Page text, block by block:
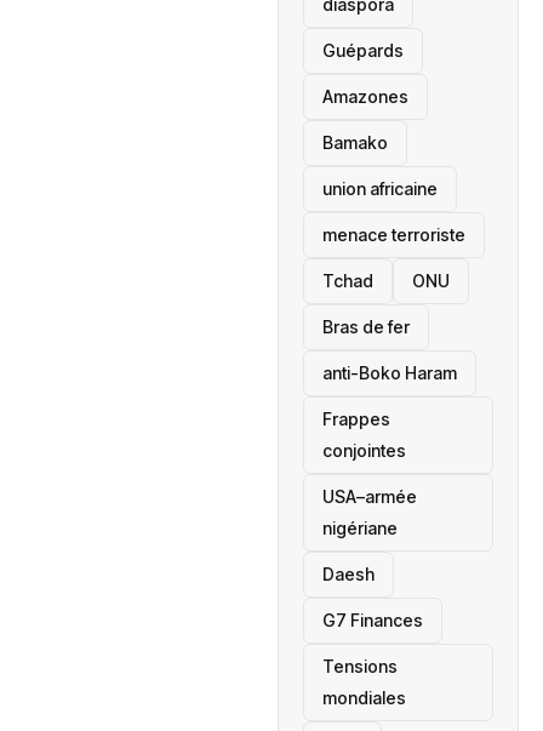
Guépards
Amazones
Bamako
union africaine
menace terroriste
‎Tchad ONU
Bras de fer
anti-Boko Haram
Frappes
conjointes
USA–armée
nigériane
Daesh
‎G7 Finances
Tensions
mondiales